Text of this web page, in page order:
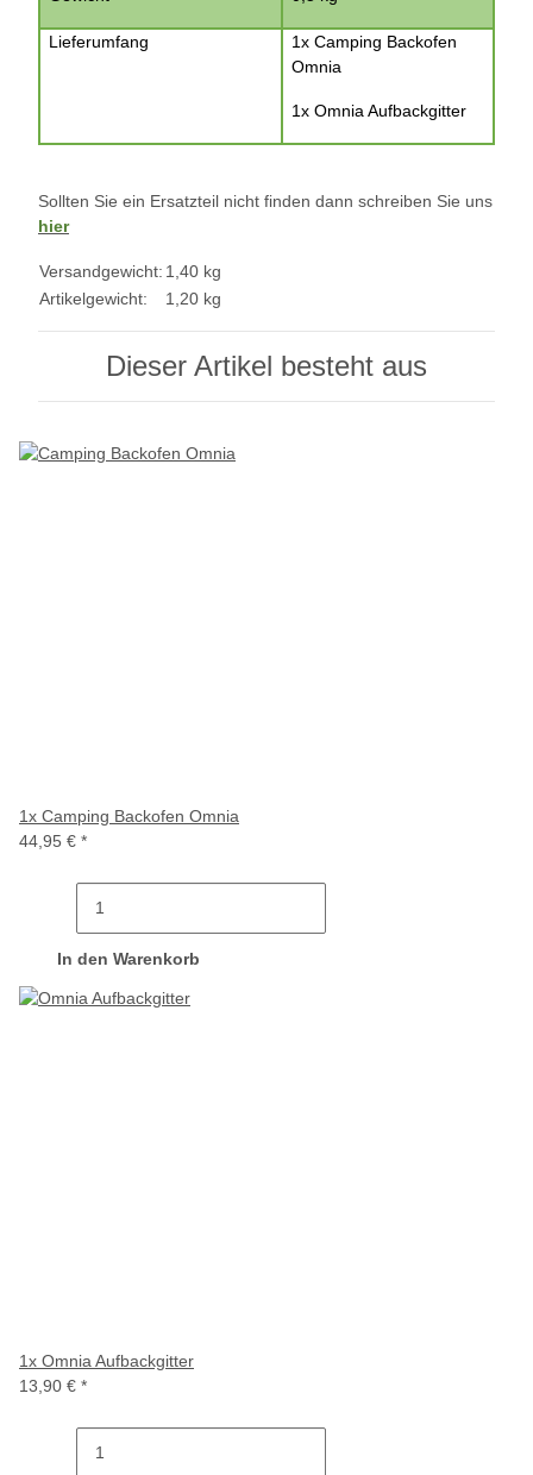
Lieferumfang
1x Camping Backofen
Omnia
1x Omnia Aufbackgitter
Sollten Sie ein Ersatzteil nicht finden dann schreiben Sie uns
hier
Versandgewicht: 1,40 kg
Artikelgewicht:
1,20 kg
Dieser Artikel besteht aus
1x Camping Backofen Omnia
44,95 € *
In den Warenkorb
1x Omnia Aufbackgitter
13,90 € *